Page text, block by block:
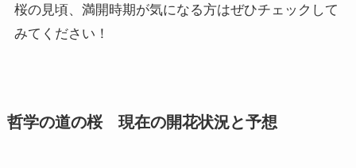
桜の見頃、満開時期が気になる方はぜひチェックして
みてください！
哲学の道の桜 現在の開花状況と予想